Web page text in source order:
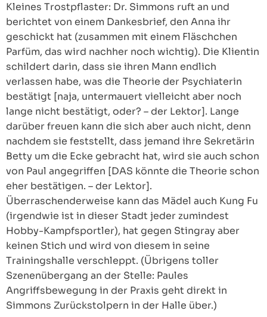
Kleines Trostpflaster: Dr. Simmons ruft an und
berichtet von einem Dankesbrief, den Anna ihr
geschickt hat (zusammen mit einem Fläschchen
Parfüm, das wird nachher noch wichtig). Die Klientin
schildert darin, dass sie ihren Mann endlich
verlassen habe, was die Theorie der Psychiaterin
bestätigt [naja, untermauert vielleicht aber noch
lange nicht bestätigt, oder? – der Lektor]. Lange
darüber freuen kann die sich aber auch nicht, denn
nachdem sie feststellt, dass jemand ihre Sekretärin
Betty um die Ecke gebracht hat, wird sie auch schon
von Paul angegriffen [DAS könnte die Theorie schon
eher bestätigen. – der Lektor].
Überraschenderweise kann das Mädel auch Kung Fu
(irgendwie ist in dieser Stadt jeder zumindest
Hobby-Kampfsportler), hat gegen Stingray aber
keinen Stich und wird von diesem in seine
Trainingshalle verschleppt. (Übrigens toller
Szenenübergang an der Stelle: Paules
Angriffsbewegung in der Praxis geht direkt in
Simmons Zurückstolpern in der Halle über.)